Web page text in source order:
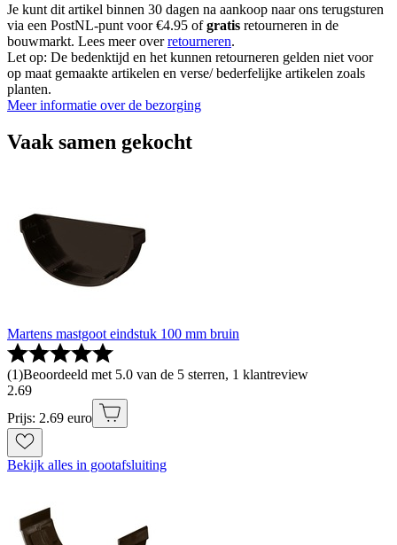
Je kunt dit artikel binnen 30 dagen na aankoop naar ons terugsturen
via een PostNL-punt voor €4.95 ofgratis retourneren in de
bouwmarkt. Lees meer overretourneren.
Let op: De bedenktijd en het kunnen retourneren gelden niet voor
op maat gemaakte artikelen en verse/ bederfelijke artikelen zoals
planten.
Meer informatie over de bezorging
Vaak samen gekocht
Martens mastgoot eindstuk 100 mm bruin
(1)Beoordeeld met 5.0 van de 5 sterren, 1 klantreview
2.69
Prijs: 2.69 euro
Bekijk alles in gootafsluiting